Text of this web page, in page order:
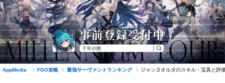
AppMedia FGO攻略 最強サーヴァントランキング ジャンヌオルタのスキル・宝具と評